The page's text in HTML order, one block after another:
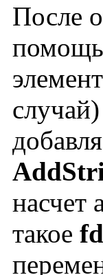
После
насчет
такое fd